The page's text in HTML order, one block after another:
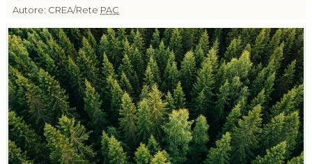
Autore: CREA/Rete PAC